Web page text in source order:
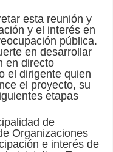
esta reunión y
y el interés en
pública.
en desarrollar
en directo
el dirigente quien
el proyecto, su
etapas
de
Organizaciones
e interés de